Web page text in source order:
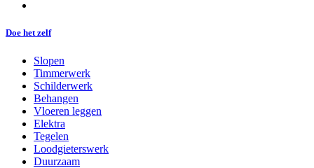
Doe het zelf
Slopen
Timmerwerk
Schilderwerk
Behangen
Vloeren leggen
Elektra
Tegelen
Loodgieterswerk
Duurzaam